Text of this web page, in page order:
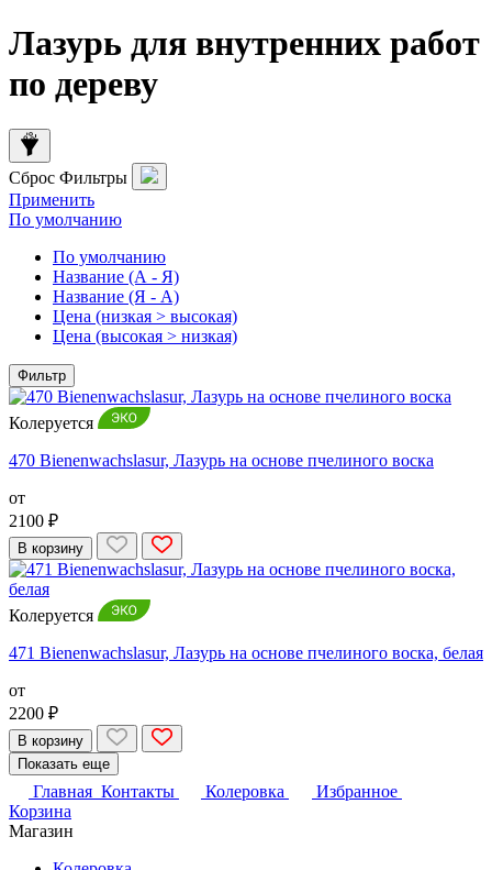
Лазурь для внутренних работ
по дереву
Сброс Фильтры
Применить
По умолчанию
По умолчанию
Название (А - Я)
Название (Я - А)
Цена (низкая > высокая)
Цена (высокая > низкая)
Фильтр
Колеруется
470 Bienenwachslasur, Лазурь на основе пчелиного воска
от
2100 ₽
В корзину
Колеруется
471 Bienenwachslasur, Лазурь на основе пчелиного воска, белая
от
2200 ₽
В корзину
Показать еще
Главная Контакты Колеровка
Избранное
Корзина
Магазин